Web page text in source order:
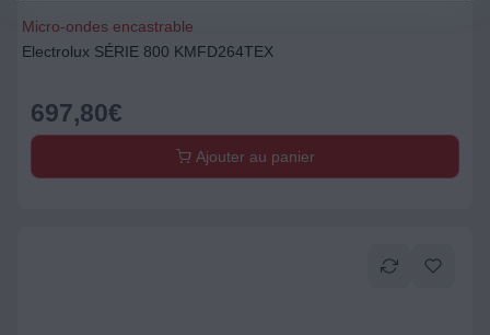
Micro-ondes encastrable
Electrolux SÉRIE 800 KMFD264TEX
697,80€
Ajouter au panier